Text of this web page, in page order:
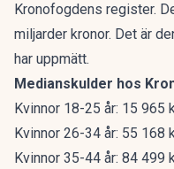
Kronofogdens register.
miljarder kronor. Det är
har uppmätt.
Medianskulder hos
Kvinnor 18-25 år: 15 965
Kvinnor 26-34 år: 55 168
Kvinnor 35-44 år: 84 499